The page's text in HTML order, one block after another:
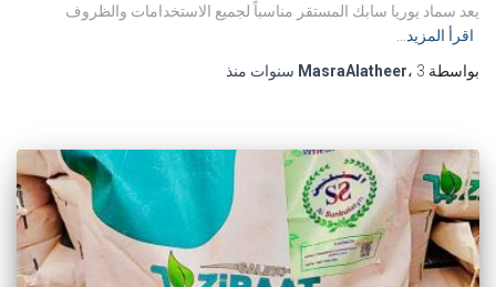
يعد سماد يوريا سابك المستقر مناسباً لجميع الاستخدامات والظروف
اقرأ المزيد…
بواسطة
MasraAlatheer، 3 سنوات منذ